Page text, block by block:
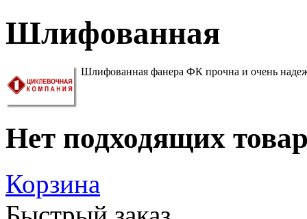
Шлифованная
Шлифованная фанера ФК прочна и очень
Нет подходящих
Корзина